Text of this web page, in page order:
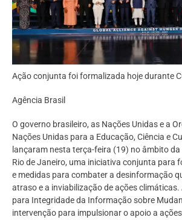
Ação conjunta foi formalizada hoje durante
Agência Brasil
O governo brasileiro, as Nações Unidas e a
Nações Unidas para a Educação, Ciência e
lançaram nesta terça-feira (19) no âmbito da
Rio de Janeiro, uma iniciativa conjunta para
e medidas para combater a desinformação
atraso e a inviabilização de ações climáticas.
para Integridade da Informação sobre
intervenção para impulsionar o apoio a